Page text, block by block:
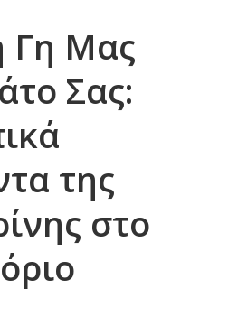
Γη Μας
Σας:
της
στο